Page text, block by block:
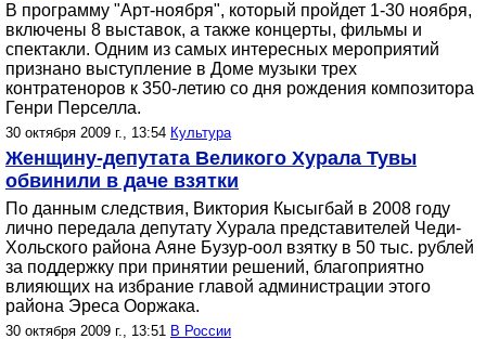
В программу "Арт-ноября", который пройдет 1-30 ноября,
включены 8 выставок, а также концерты, фильмы и
спектакли. Одним из самых интересных мероприятий
признано выступление в Доме музыки трех
контратеноров к 350-летию со дня рождения композитора
Генри Перселла.
30 октября 2009 г., 13:54 Культура
Женщину-депутата Великого Хурала Тувы
обвинили в даче взятки
По данным следствия, Виктория Кысыгбай в 2008 году
лично передала депутату Хурала представителей Чеди-
Хольского района Аяне Бузур-оол взятку в 50 тыс. рублей
за поддержку при принятии решений, благоприятно
влияющих на избрание главой администрации этого
района Эреса Ооржака.
30 октября 2009 г., 13:51 В России